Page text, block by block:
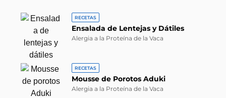
RECETAS
Ensalada de Lentejas y Dátiles
Alergia a la Proteína de la Vaca
RECETAS
Mousse de Porotos Aduki
Alergia a la Proteína de la Vaca